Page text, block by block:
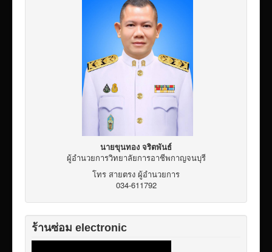
นายขุนทอง จริตพันธ์
ผู้อำนวยการวิทยาลัยการอาชีพกาญจนบุรี
โทร สายตรง ผู้อำนวยการ
034-611792
ร้านซ่อม electronic